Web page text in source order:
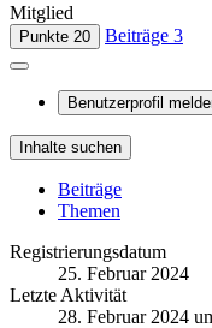
Mitglied
Punkte 20 Beiträge 3
Benutzerprofil
Inhalte suchen
Beiträge
Themen
Registrierungsdatum
25. Februar 2024
Letzte Aktivität
28. Februar 2024